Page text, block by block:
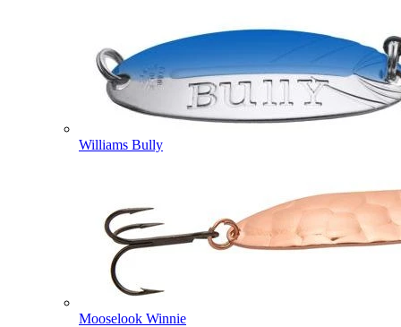
Williams Bully
Mooselook Winnie